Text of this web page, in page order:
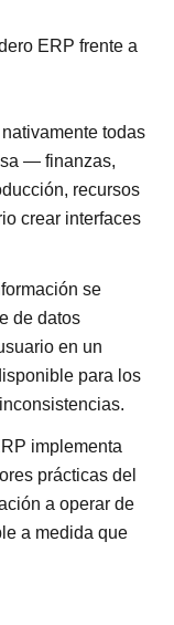
ERP frente a
todas
— finanzas,
recursos
crear interfaces
se
de datos
en un
para los
implementa
prácticas del
a operar de
a medida que